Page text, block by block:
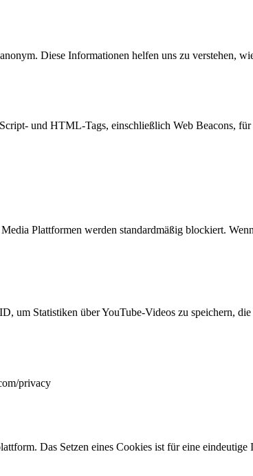
Diese Informationen helfen uns zu verstehen,
und HTML-Tags, einschließlich Web Beacons,
Plattformen werden standardmäßig blockiert.
um Statistiken über YouTube-Videos zu speichern, die
privacy
Das Setzen eines Cookies ist für eine